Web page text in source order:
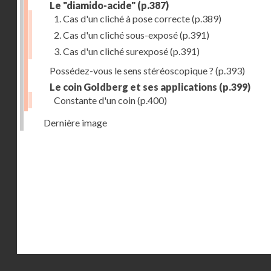
Le "diamido-acide" (p.387)
1. Cas d'un cliché à pose correcte(p.389)
2. Cas d'un cliché sous-exposé(p.391)
3. Cas d'un cliché surexposé(p.391)
Possédez-vous le sens stéréoscopique ? (p.393)
Le coin Goldberg et ses applications (p.399)
Constante d'un coin(p.400)
Dernière image